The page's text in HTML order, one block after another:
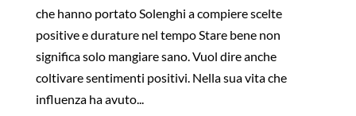
che hanno portato Solenghi a compiere scelte
positive e durature nel tempo Stare bene non
significa solo mangiare sano. Vuol dire anche
coltivare sentimenti positivi. Nella sua vita che
influenza ha avuto...